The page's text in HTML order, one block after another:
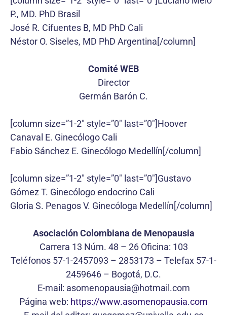
P., MD. PhD Brasil
José R. Cifuentes B, MD PhD Cali
Néstor O. Siseles, MD PhD Argentina[/column]
Comité WEB
Director
Germán Barón C.
[column size=”1-2″ style=”0″ last=”0″]Hoover
Canaval E. Ginecólogo Cali
Fabio Sánchez E. Ginecólogo Medellín[/column]
[column size=”1-2″ style=”0″ last=”0″]Gustavo
Gómez T. Ginecólogo endocrino Cali
Gloria S. Penagos V. Ginecóloga Medellín[/column]
Asociación Colombiana de Menopausia
Carrera 13 Núm. 48 – 26 Oficina: 103
Teléfonos 57-1-2457093 – 2853173 – Telefax 57-1-
2459646 – Bogotá, D.C.
E-mail: asomenopausia@hotmail.com
Página web: https://www.asomenopausia.com